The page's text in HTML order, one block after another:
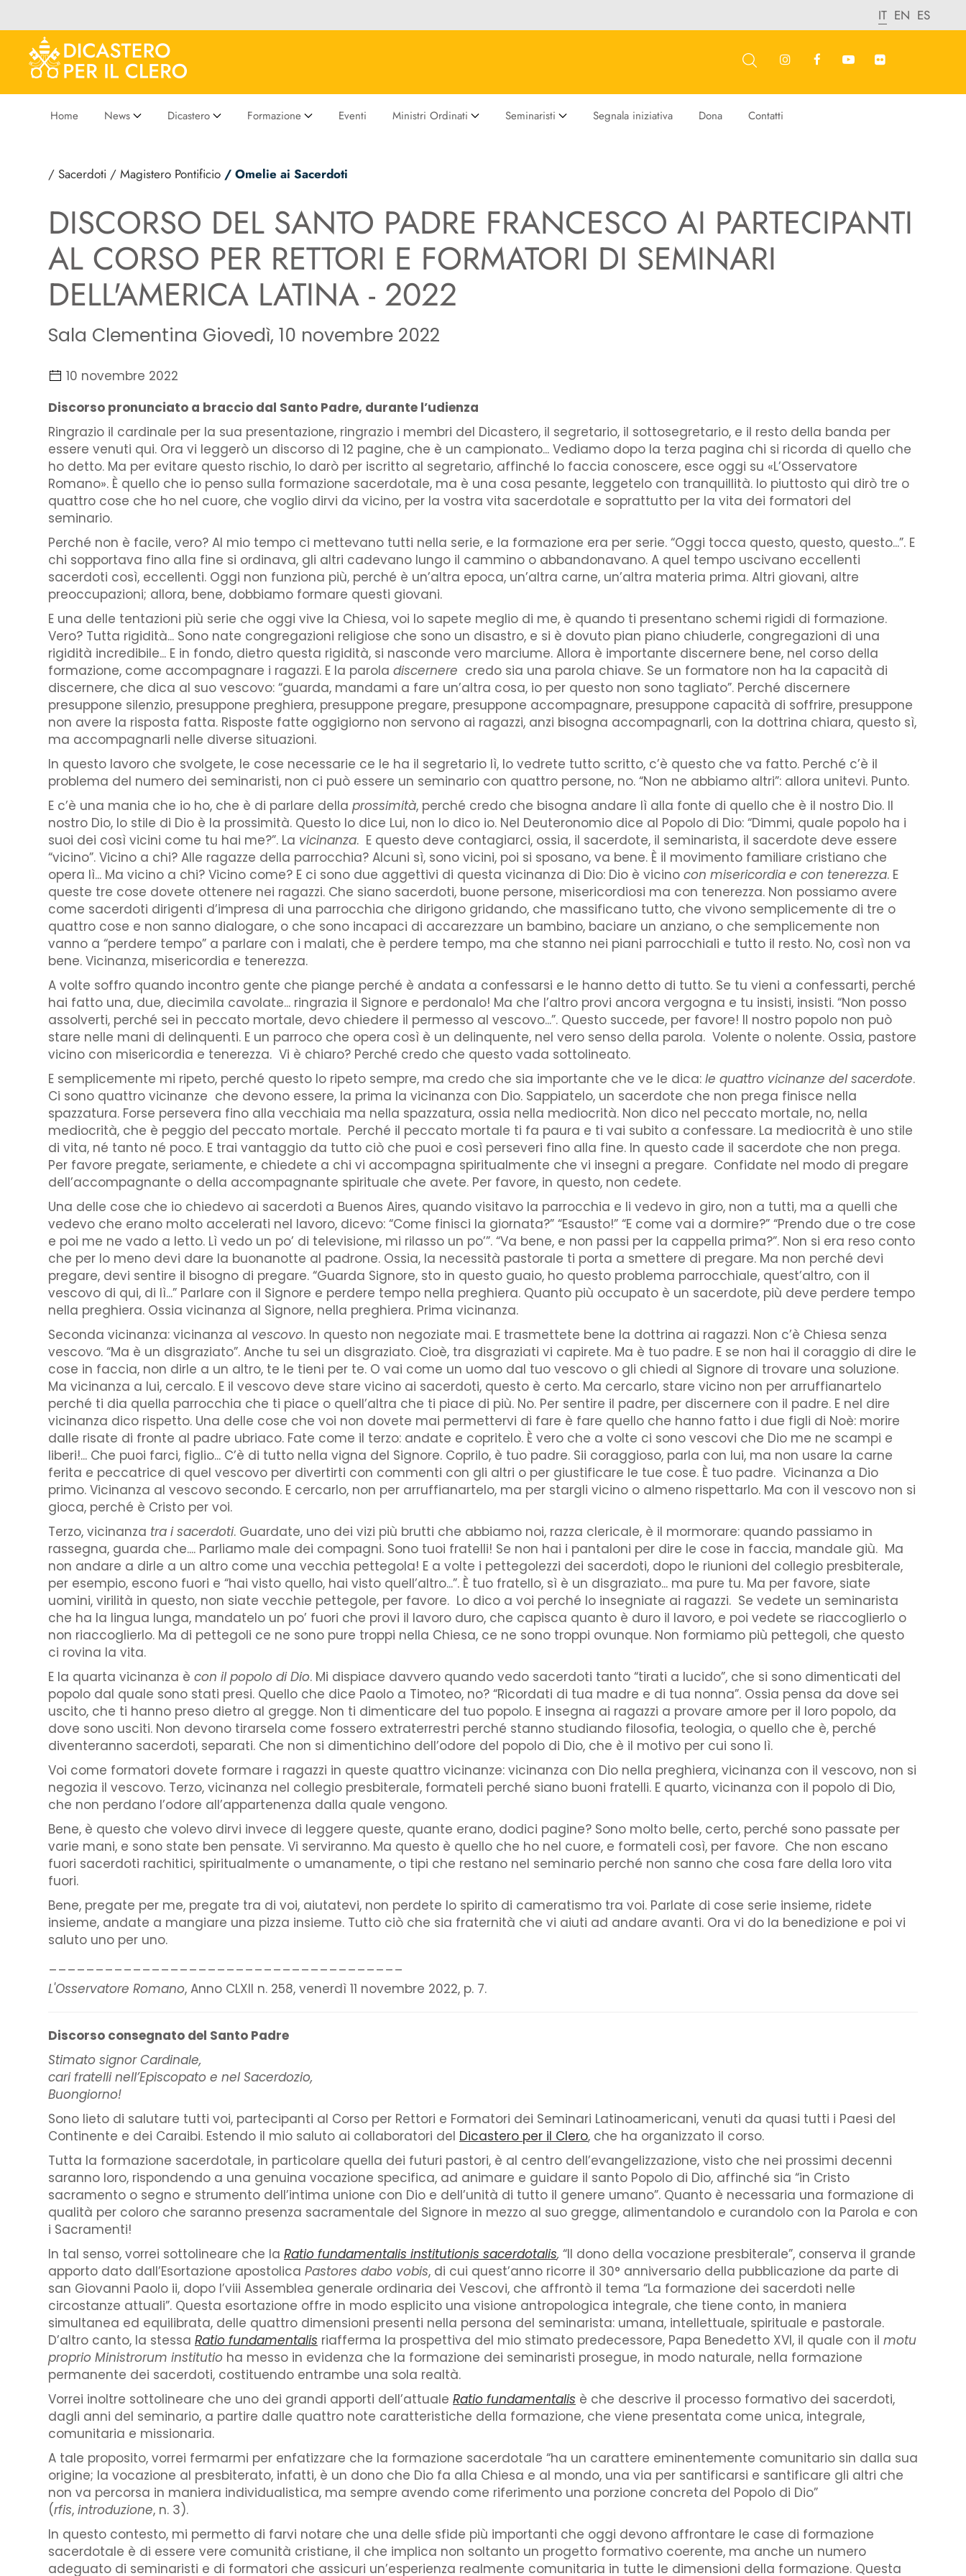
IT EN ES
Home News Dicastero Formazione Eventi Ministri Ordinati Seminaristi Segnala iniziativa Dona Contatti
/ Sacerdoti / Magistero Pontificio / Omelie ai Sacerdoti
DISCORSO DEL SANTO PADRE FRANCESCO AI PARTECIPANTI
AL CORSO PER RETTORI E FORMATORI DI SEMINARI
DELL'AMERICA LATINA - 2022
Sala Clementina Giovedì, 10 novembre 2022
10 novembre 2022
Discorso pronunciato a braccio dal Santo Padre, durante l’udienza
Ringrazio il cardinale per la sua presentazione, ringrazio i membri del Dicastero, il segretario, il sottosegretario, e il resto della banda per
essere venuti qui. Ora vi leggerò un discorso di 12 pagine, che è un campionato... Vediamo dopo la terza pagina chi si ricorda di quello che
ho detto. Ma per evitare questo rischio, lo darò per iscritto al segretario, affinché lo faccia conoscere, esce oggi su «L’Osservatore
Romano». È quello che io penso sulla formazione sacerdotale, ma è una cosa pesante, leggetelo con tranquillità. Io piuttosto qui dirò tre o
quattro cose che ho nel cuore, che voglio dirvi da vicino, per la vostra vita sacerdotale e soprattutto per la vita dei formatori del
seminario.
Perché non è facile, vero? Al mio tempo ci mettevano tutti nella serie, e la formazione era per serie. “Oggi tocca questo, questo, questo...”. E
chi sopportava fino alla fine si ordinava, gli altri cadevano lungo il cammino o abbandonavano. A quel tempo uscivano eccellenti
sacerdoti così, eccellenti. Oggi non funziona più, perché è un’altra epoca, un’altra carne, un’altra materia prima. Altri giovani, altre
preoccupazioni; allora, bene, dobbiamo formare questi giovani.
E una delle tentazioni più serie che oggi vive la Chiesa, voi lo sapete meglio di me, è quando ti presentano schemi rigidi di formazione.
Vero? Tutta rigidità... Sono nate congregazioni religiose che sono un disastro, e si è dovuto pian piano chiuderle, congregazioni di una
rigidità incredibile... E in fondo, dietro questa rigidità, si nasconde vero marciume. Allora è importante discernere bene, nel corso della
formazione, come accompagnare i ragazzi. E la parola discernere credo sia una parola chiave. Se un formatore non ha la capacità di
discernere, che dica al suo vescovo: “guarda, mandami a fare un’altra cosa, io per questo non sono tagliato”. Perché discernere
presuppone silenzio, presuppone preghiera, presuppone pregare, presuppone accompagnare, presuppone capacità di soffrire, presuppone
non avere la risposta fatta. Risposte fatte oggigiorno non servono ai ragazzi, anzi bisogna accompagnarli, con la dottrina chiara, questo sì,
ma accompagnarli nelle diverse situazioni.
In questo lavoro che svolgete, le cose necessarie ce le ha il segretario lì, lo vedrete tutto scritto, c’è questo che va fatto. Perché c’è il
problema del numero dei seminaristi, non ci può essere un seminario con quattro persone, no. “Non ne abbiamo altri”: allora unitevi. Punto.
E c’è una mania che io ho, che è di parlare della prossimità, perché credo che bisogna andare lì alla fonte di quello che è il nostro Dio. Il
nostro Dio, lo stile di Dio è la prossimità. Questo lo dice Lui, non lo dico io. Nel Deuteronomio dice al Popolo di Dio: “Dimmi, quale popolo ha i
suoi dei così vicini come tu hai me?”. La vicinanza. E questo deve contagiarci, ossia, il sacerdote, il seminarista, il sacerdote deve essere
“vicino”. Vicino a chi? Alle ragazze della parrocchia? Alcuni sì, sono vicini, poi si sposano, va bene. È il movimento familiare cristiano che
opera lì... Ma vicino a chi? Vicino come? E ci sono due aggettivi di questa vicinanza di Dio: Dio è vicino con misericordia e con tenerezza. E
queste tre cose dovete ottenere nei ragazzi. Che siano sacerdoti, buone persone, misericordiosi ma con tenerezza. Non possiamo avere
come sacerdoti dirigenti d’impresa di una parrocchia che dirigono gridando, che massificano tutto, che vivono semplicemente di tre o
quattro cose e non sanno dialogare, o che sono incapaci di accarezzare un bambino, baciare un anziano, o che semplicemente non
vanno a “perdere tempo” a parlare con i malati, che è perdere tempo, ma che stanno nei piani parrocchiali e tutto il resto. No, così non va
bene. Vicinanza, misericordia e tenerezza.
A volte soffro quando incontro gente che piange perché è andata a confessarsi e le hanno detto di tutto. Se tu vieni a confessarti, perché
hai fatto una, due, diecimila cavolate... ringrazia il Signore e perdonalo! Ma che l’altro provi ancora vergogna e tu insisti, insisti. “Non posso
assolverti, perché sei in peccato mortale, devo chiedere il permesso al vescovo...”. Questo succede, per favore! Il nostro popolo non può
stare nelle mani di delinquenti. E un parroco che opera così è un delinquente, nel vero senso della parola. Volente o nolente. Ossia, pastore
vicino con misericordia e tenerezza. Vi è chiaro? Perché credo che questo vada sottolineato.
E semplicemente mi ripeto, perché questo lo ripeto sempre, ma credo che sia importante che ve le dica: le quattro vicinanze del sacerdote.
Ci sono quattro vicinanze che devono essere, la prima la vicinanza con Dio. Sappiatelo, un sacerdote che non prega finisce nella
spazzatura. Forse persevera fino alla vecchiaia ma nella spazzatura, ossia nella mediocrità. Non dico nel peccato mortale, no, nella
mediocrità, che è peggio del peccato mortale. Perché il peccato mortale ti fa paura e ti vai subito a confessare. La mediocrità è uno stile
di vita, né tanto né poco. E trai vantaggio da tutto ciò che puoi e così perseveri fino alla fine. In questo cade il sacerdote che non prega.
Per favore pregate, seriamente, e chiedete a chi vi accompagna spiritualmente che vi insegni a pregare. Confidate nel modo di pregare
dell’accompagnante o della accompagnante spirituale che avete. Per favore, in questo, non cedete.
Una delle cose che io chiedevo ai sacerdoti a Buenos Aires, quando visitavo la parrocchia e li vedevo in giro, non a tutti, ma a quelli che
vedevo che erano molto accelerati nel lavoro, dicevo: “Come finisci la giornata?” “Esausto!” “E come vai a dormire?” “Prendo due o tre cose
e poi me ne vado a letto. Lì vedo un po’ di televisione, mi rilasso un po’”. “Va bene, e non passi per la cappella prima?”. Non si era reso conto
che per lo meno devi dare la buonanotte al padrone. Ossia, la necessità pastorale ti porta a smettere di pregare. Ma non perché devi
pregare, devi sentire il bisogno di pregare. “Guarda Signore, sto in questo guaio, ho questo problema parrocchiale, quest’altro, con il
vescovo di qui, di lì...” Parlare con il Signore e perdere tempo nella preghiera. Quanto più occupato è un sacerdote, più deve perdere tempo
nella preghiera. Ossia vicinanza al Signore, nella preghiera. Prima vicinanza.
Seconda vicinanza: vicinanza al vescovo. In questo non negoziate mai. E trasmettete bene la dottrina ai ragazzi. Non c’è Chiesa senza
vescovo. “Ma è un disgraziato”. Anche tu sei un disgraziato. Cioè, tra disgraziati vi capirete. Ma è tuo padre. E se non hai il coraggio di dire le
cose in faccia, non dirle a un altro, te le tieni per te. O vai come un uomo dal tuo vescovo o gli chiedi al Signore di trovare una soluzione.
Ma vicinanza a lui, cercalo. E il vescovo deve stare vicino ai sacerdoti, questo è certo. Ma cercarlo, stare vicino non per arruffianartelo
perché ti dia quella parrocchia che ti piace o quell’altra che ti piace di più. No. Per sentire il padre, per discernere con il padre. E nel dire
vicinanza dico rispetto. Una delle cose che voi non dovete mai permettervi di fare è fare quello che hanno fatto i due figli di Noè: morire
dalle risate di fronte al padre ubriaco. Fate come il terzo: andate e copritelo. È vero che a volte ci sono vescovi che Dio me ne scampi e
liberi!... Che puoi farci, figlio... C’è di tutto nella vigna del Signore. Coprilo, è tuo padre. Sii coraggioso, parla con lui, ma non usare la carne
ferita e peccatrice di quel vescovo per divertirti con commenti con gli altri o per giustificare le tue cose. È tuo padre. Vicinanza a Dio
primo. Vicinanza al vescovo secondo. E cercarlo, non per arruffianartelo, ma per stargli vicino o almeno rispettarlo. Ma con il vescovo non si
gioca, perché è Cristo per voi.
Terzo, vicinanza tra i sacerdoti. Guardate, uno dei vizi più brutti che abbiamo noi, razza clericale, è il mormorare: quando passiamo in
rassegna, guarda che.... Parliamo male dei compagni. Sono tuoi fratelli! Se non hai i pantaloni per dire le cose in faccia, mandale giù. Ma
non andare a dirle a un altro come una vecchia pettegola! E a volte i pettegolezzi dei sacerdoti, dopo le riunioni del collegio presbiterale,
per esempio, escono fuori e “hai visto quello, hai visto quell’altro...”. È tuo fratello, sì è un disgraziato... ma pure tu. Ma per favore, siate
uomini, virilità in questo, non siate vecchie pettegole, per favore. Lo dico a voi perché lo insegniate ai ragazzi. Se vedete un seminarista
che ha la lingua lunga, mandatelo un po’ fuori che provi il lavoro duro, che capisca quanto è duro il lavoro, e poi vedete se riaccoglierlo o
non riaccoglierlo. Ma di pettegoli ce ne sono pure troppi nella Chiesa, ce ne sono troppi ovunque. Non formiamo più pettegoli, che questo
ci rovina la vita.
E la quarta vicinanza è con il popolo di Dio. Mi dispiace davvero quando vedo sacerdoti tanto “tirati a lucido”, che si sono dimenticati del
popolo dal quale sono stati presi. Quello che dice Paolo a Timoteo, no? “Ricordati di tua madre e di tua nonna”. Ossia pensa da dove sei
uscito, che ti hanno preso dietro al gregge. Non ti dimenticare del tuo popolo. E insegna ai ragazzi a provare amore per il loro popolo, da
dove sono usciti. Non devono tirarsela come fossero extraterrestri perché stanno studiando filosofia, teologia, o quello che è, perché
diventeranno sacerdoti, separati. Che non si dimentichino dell’odore del popolo di Dio, che è il motivo per cui sono lì.
Voi come formatori dovete formare i ragazzi in queste quattro vicinanze: vicinanza con Dio nella preghiera, vicinanza con il vescovo, non si
negozia il vescovo. Terzo, vicinanza nel collegio presbiterale, formateli perché siano buoni fratelli. E quarto, vicinanza con il popolo di Dio,
che non perdano l’odore all’appartenenza dalla quale vengono.
Bene, è questo che volevo dirvi invece di leggere queste, quante erano, dodici pagine? Sono molto belle, certo, perché sono passate per
varie mani, e sono state ben pensate. Vi serviranno. Ma questo è quello che ho nel cuore, e formateli così, per favore. Che non escano
fuori sacerdoti rachitici, spiritualmente o umanamente, o tipi che restano nel seminario perché non sanno che cosa fare della loro vita
fuori.
Bene, pregate per me, pregate tra di voi, aiutatevi, non perdete lo spirito di cameratismo tra voi. Parlate di cose serie insieme, ridete
insieme, andate a mangiare una pizza insieme. Tutto ciò che sia fraternità che vi aiuti ad andare avanti. Ora vi do la benedizione e poi vi
saluto uno per uno.
L'Osservatore Romano, Anno CLXII n. 258, venerdì 11 novembre 2022, p. 7.
Discorso consegnato del Santo Padre
Stimato signor Cardinale,
cari fratelli nell’Episcopato e nel Sacerdozio,
Buongiorno!
Sono lieto di salutare tutti voi, partecipanti al Corso per Rettori e Formatori dei Seminari Latinoamericani, venuti da quasi tutti i Paesi del
Continente e dei Caraibi. Estendo il mio saluto ai collaboratori del Dicastero per il Clero, che ha organizzato il corso.
Tutta la formazione sacerdotale, in particolare quella dei futuri pastori, è al centro dell’evangelizzazione, visto che nei prossimi decenni
saranno loro, rispondendo a una genuina vocazione specifica, ad animare e guidare il santo Popolo di Dio, affinché sia “in Cristo
sacramento o segno e strumento dell’intima unione con Dio e dell’unità di tutto il genere umano”. Quanto è necessaria una formazione di
qualità per coloro che saranno presenza sacramentale del Signore in mezzo al suo gregge, alimentandolo e curandolo con la Parola e con
i Sacramenti!
In tal senso, vorrei sottolineare che la Ratio fundamentalis institutionis sacerdotalis, “Il dono della vocazione presbiterale”, conserva il grande
apporto dato dall’Esortazione apostolica Pastores dabo vobis, di cui quest’anno ricorre il 30° anniversario della pubblicazione da parte di
san Giovanni Paolo ii, dopo l’viii Assemblea generale ordinaria dei Vescovi, che affrontò il tema “La formazione dei sacerdoti nelle
circostanze attuali”. Questa esortazione offre in modo esplicito una visione antropologica integrale, che tiene conto, in maniera
simultanea ed equilibrata, delle quattro dimensioni presenti nella persona del seminarista: umana, intellettuale, spirituale e pastorale.
D’altro canto, la stessa Ratio fundamentalis riafferma la prospettiva del mio stimato predecessore, Papa Benedetto XVI, il quale con il motu
proprio Ministrorum institutio ha messo in evidenza che la formazione dei seminaristi prosegue, in modo naturale, nella formazione
permanente dei sacerdoti, costituendo entrambe una sola realtà.
Vorrei inoltre sottolineare che uno dei grandi apporti dell’attuale Ratio fundamentalis è che descrive il processo formativo dei sacerdoti,
dagli anni del seminario, a partire dalle quattro note caratteristiche della formazione, che viene presentata come unica, integrale,
comunitaria e missionaria.
A tale proposito, vorrei fermarmi per enfatizzare che la formazione sacerdotale “ha un carattere eminentemente comunitario sin dalla sua
origine; la vocazione al presbiterato, infatti, è un dono che Dio fa alla Chiesa e al mondo, una via per santificarsi e santificare gli altri che
non va percorsa in maniera individualistica, ma sempre avendo come riferimento una porzione concreta del Popolo di Dio”
(rfis, introduzione, n. 3).
In questo contesto, mi permetto di farvi notare che una delle sfide più importanti che oggi devono affrontare le case di formazione
sacerdotale è di essere vere comunità cristiane, il che implica non soltanto un progetto formativo coerente, ma anche un numero
adeguato di seminaristi e di formatori che assicuri un’esperienza realmente comunitaria in tutte le dimensioni della formazione. Questa